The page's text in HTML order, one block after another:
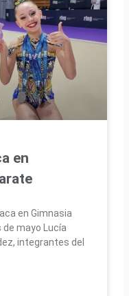
en
en Gimnasia
mayo Lucía
integrantes del